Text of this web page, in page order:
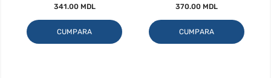
341.00 MDL
CUMPARA
370.00 MDL
CUMPARA